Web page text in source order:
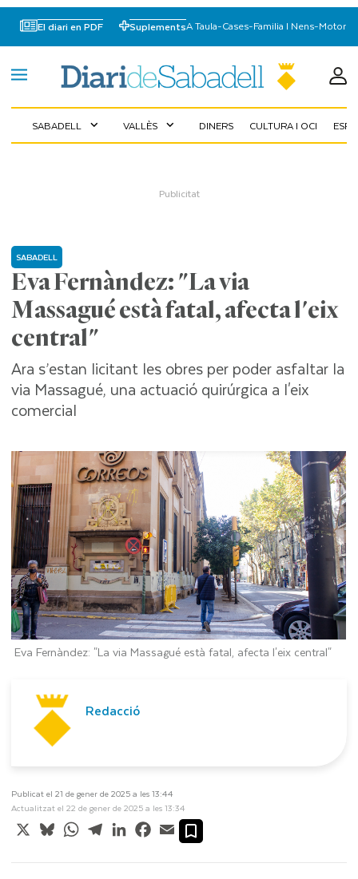
El diari en PDF SuplementsA Taula-Cases-Familia I Nens-Motor
SABADELL expand_more VALLÈS expand_more DINERS CULTURA I OCI
Eva Fernàndez: "La via
Massagué està fatal, afecta l'eix
central"
SABADELL
Ara s’estan licitant les obres per poder asfaltar la
via Massagué, una actuació quirúrgica a l'eix
comercial
Eva Fernàndez: "La via Massagué està fatal, afecta l'eix central"
Redacció
Publicat el 21 de gener de 2025 a les 13:44
Actualitzat el 22 de gener de 2025 a les 13:34
X BlueskyWhatsApp
TelegramLinkedInFacebook
Email